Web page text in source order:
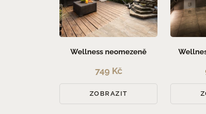
Wellness neomezeně
749 Kč
ZOBRAZIT